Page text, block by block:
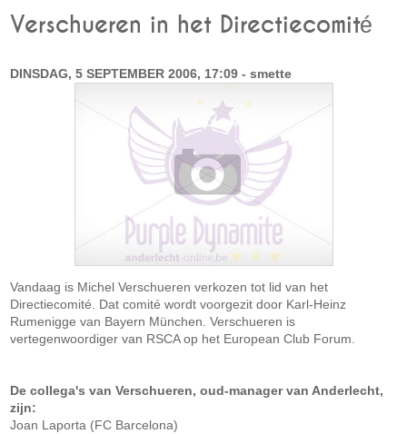
Verschueren in het Directiecomité
DINSDAG, 5 SEPTEMBER 2006, 17:09 - smette
Vandaag is Michel Verschueren verkozen tot lid van het
Directiecomité. Dat comité wordt voorgezit door Karl-Heinz
Rumenigge van Bayern München. Verschueren is
vertegenwoordiger van RSCA op het European Club Forum.
De collega's van Verschueren, oud-manager van Anderlecht,
zijn:
Joan Laporta (FC Barcelona)